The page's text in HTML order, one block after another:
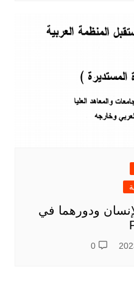
ودورهما في
0